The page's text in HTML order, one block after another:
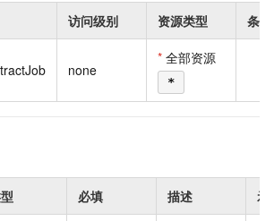
访问级别 资源类型 条
none
* 全部资源
*
必填 描述 示